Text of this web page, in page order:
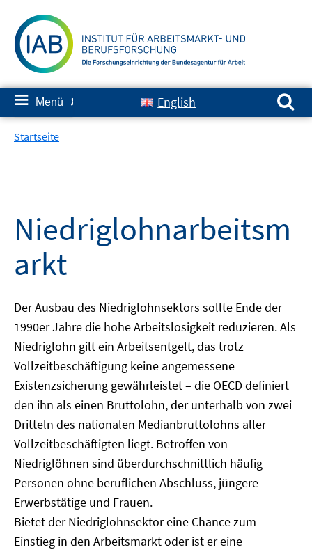
zum
Inhalt
≡ Menü ✘ English
Suchen nach:
Startseite
Niedriglohnarbeitsm
arkt
Der Ausbau des Niedriglohnsektors sollte Ende der
1990er Jahre die hohe Arbeitslosigkeit reduzieren. Als
Niedriglohn gilt ein Arbeitsentgelt, das trotz
Vollzeitbeschäftigung keine angemessene
Existenzsicherung gewährleistet – die OECD definiert
den ihn als einen Bruttolohn, der unterhalb von zwei
Dritteln des nationalen Medianbruttolohns aller
Vollzeitbeschäftigten liegt. Betroffen von
Niedriglöhnen sind überdurchschnittlich häufig
Personen ohne beruflichen Abschluss, jüngere
Erwerbstätige und Frauen.
Bietet der Niedriglohnsektor eine Chance zum
Einstieg in den Arbeitsmarkt oder ist er eine